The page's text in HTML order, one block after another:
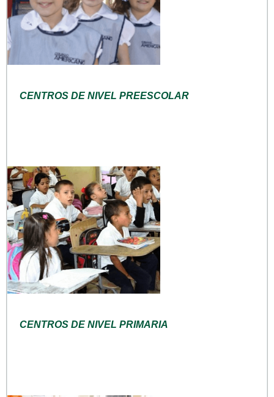
CENTROS DE NIVEL PREESCOLAR
CENTROS DE NIVEL PRIMARIA